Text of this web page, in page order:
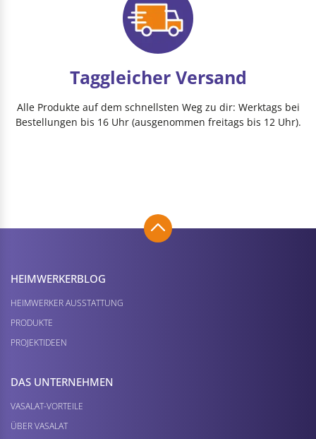
Taggleicher Versand
Alle Produkte auf dem schnellsten Weg zu dir: Werktags bei
Bestellungen bis 16 Uhr (ausgenommen freitags bis 12 Uhr).
HEIMWERKER­BLOG
HEIMWERKER AUSSTATTUNG
PRODUKTE
PROJEKTIDEEN
DAS UNTERNEHMEN
VASALAT-VORTEILE
ÜBER VASALAT